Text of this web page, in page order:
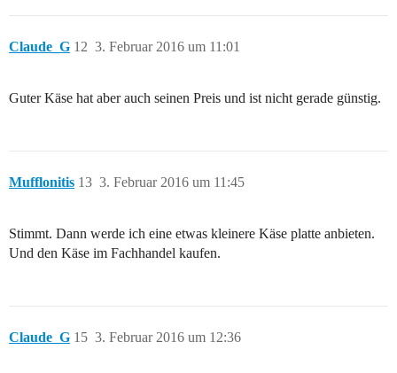
Claude_G 3. Februar 2016 um 11:01
12
Guter Käse hat aber auch seinen Preis und ist nicht gerade günstig.
Mufflonitis 3. Februar 2016 um 11:45
13
Stimmt. Dann werde ich eine etwas kleinere Käse platte anbieten.
Und den Käse im Fachhandel kaufen.
Claude_G 3. Februar 2016 um 12:36
15